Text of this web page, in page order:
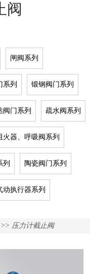
阀
闸阀系列
系列 锻钢阀门系列
阀门系列 疏水阀系列
火器、呼吸阀系列
列 陶瓷阀门系列
动执行器系列
压力计截止阀